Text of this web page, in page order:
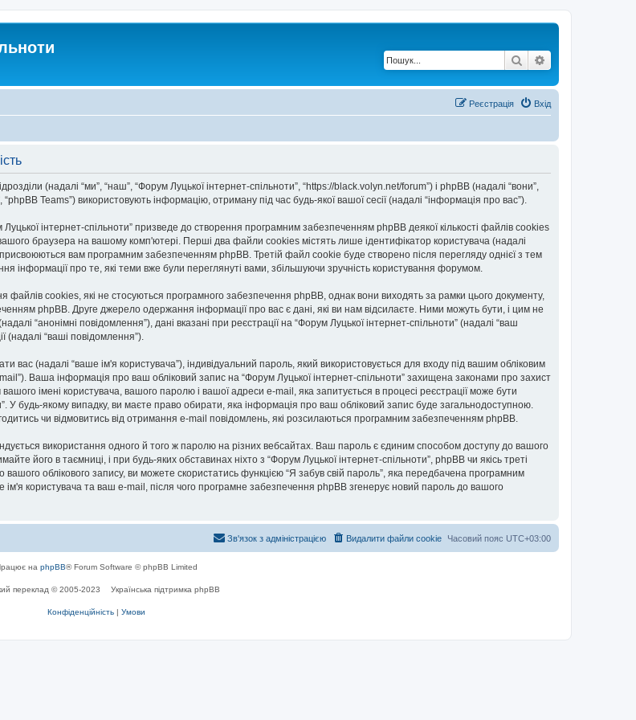
Пошук
Вхід
Реєстрація
(надалі “ми”, “наш”, “Форум Луцької інтернет-спільноти”, “https://black.volyn.net/forum”) і phpBB (надалі “вони”,
Teams”) використовують інформацію, отриману під час будь-якої вашої сесії (надалі “інформація про вас”).
інтернет-спільноти” призведе до створення програмним забезпеченням phpBB деякої кількості файлів cookies
браузера на вашому комп'ютері. Перші два файли cookies містять лише ідентифікатор користувача (надалі
присвоюються вам програмним забезпеченням phpBB. Третій файл cookie буде створено після перегляду однієї з тем
інформації про те, які теми вже були переглянуті вами, збільшуючи зручність користування форумом.
файлів cookies, які не стосуються програмного забезпечення phpBB, однак вони виходять за рамки цього документу,
phpBB. Друге джерело одержання інформації про вас є дані, які ви нам відсилаєте. Ними можуть бути, і цим не
“анонімні повідомлення”), дані вказані при реєстрації на “Форум Луцької інтернет-спільноти” (надалі “ваш
(надалі “ваші повідомлення”).
вас (надалі “ваше ім'я користувача”), індивідуальний пароль, який використовується для входу під вашим обліковим
Ваша інформація про ваш обліковий запис на “Форум Луцької інтернет-спільноти” захищена законами про захист
імені користувача, вашого паролю і вашої адреси e-mail, яка запитується в процесі реєстрації може бути
У будь-якому випадку, ви маєте право обирати, яка інформація про ваш обліковий запис буде загальнодоступною.
чи відмовитись від отримання e-mail повідомлень, які розсилаються програмним забезпеченням phpBB.
використання одного й того ж паролю на різних вебсайтах. Ваш пароль є єдиним способом доступу до вашого
його в таємниці, і при будь-яких обставинах ніхто з “Форум Луцької інтернет-спільноти”, phpBB чи якісь треті
облікового запису, ви можете скористатись функцією “Я забув свій пароль”, яка передбачена програмним
користувача та ваш e-mail, після чого програмне забезпечення phpBB згенерує новий пароль до вашого
Часовий пояс UTC+03:00
Видалити файли cookie
Зв'язок з адміністрацією
на phpBB® Forum Software © phpBB Limited
переклад © 2005-2023 Українська підтримка phpBB
Конфіденційність | Умови